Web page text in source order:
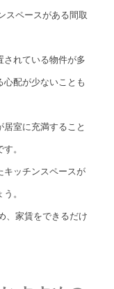
スペースがある間取
されている物件が多
心配が少ないことも
室に充満すること
。
キッチンスペースが
。
、家賃をできるだけ